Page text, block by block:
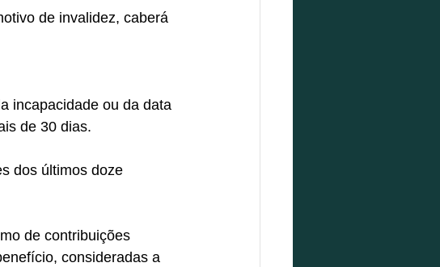
de invalidez, caberá
incapacidade ou da data
de 30 dias.
dos últimos doze
de contribuições
consideradas a